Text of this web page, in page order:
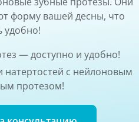
форму вашей десны, что
удобно!
— доступно и удобно!
натертостей с нейлоновым
протезом!